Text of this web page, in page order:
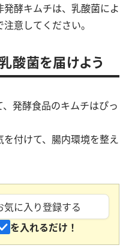
酵キムチは、乳酸菌によ
意してください。
酸菌を届けよう
発酵食品のキムチはぴっ
付けて、腸内環境を整え
気に入り登録する
を入れるだけ！